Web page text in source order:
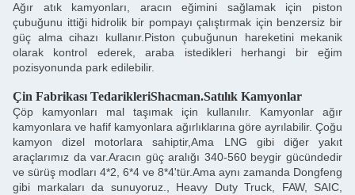
Ağır atık kamyonları, aracın eğimini sağlamak için piston
çubuğunu ittiği hidrolik bir pompayı çalıştırmak için benzersiz bir
güç alma cihazı kullanır.Piston çubuğunun hareketini mekanik
olarak kontrol ederek, araba istedikleri herhangi bir eğim
pozisyonunda park edilebilir.
Çin Fabrikası TedarikleriShacman.Satılık Kamyonlar
Çöp kamyonları mal taşımak için kullanılır. Kamyonlar ağır
kamyonlara ve hafif kamyonlara ağırlıklarına göre ayrılabilir. Çoğu
kamyon dizel motorlara sahiptir,Ama LNG gibi diğer yakıt
araçlarımız da var.Aracın güç aralığı 340-560 beygir gücündedir
ve sürüş modları 4*2, 6*4 ve 8*4'tür.Ama aynı zamanda Dongfeng
gibi markaları da sunuyoruz., Heavy Duty Truck, FAW, SAIC,